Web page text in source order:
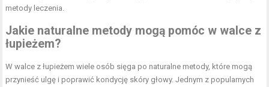
metody leczenia.
Jakie naturalne metody mogą pomóc w walce z
łupieżem?
W walce z łupieżem wiele osób sięga po naturalne metody, które mogą
przynieść ulgę i poprawić kondycję skóry głowy. Jednym z popularnych